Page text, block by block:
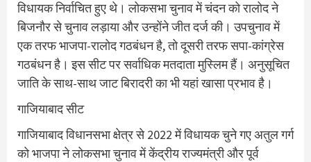
विधायक निर्वाचित हुए थे। लोकसभा चुनाव में चंदन को रालोद ने
बिजनौर से चुनाव लड़ाया और उन्होंने जीत दर्ज की। उपचुनाव में
एक तरफ भाजपा-रालोद गठबंधन है, तो दूसरी तरफ सपा-कांग्रेस
गठबंधन है। इस सीट पर सर्वाधिक मतदाता मुस्लिम हैं। अनुसूचित
जाति के साथ-साथ जाट बिरादरी का भी यहां खासा प्रभाव है।
गाजियाबाद सीट
गाजियाबाद विधानसभा क्षेत्र से 2022 में विधायक चुने गए अतुल गर्ग
को भाजपा ने लोकसभा चुनाव में केंद्रीय राज्यमंत्री और पूर्व